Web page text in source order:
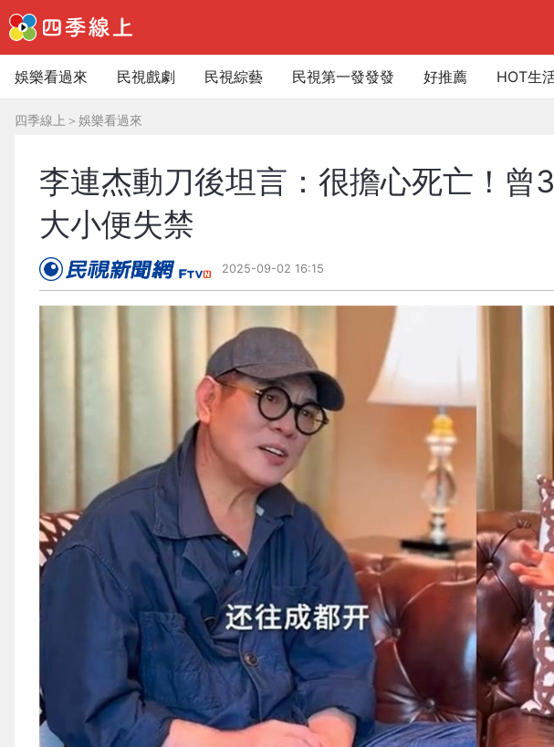
娛樂看過來 民視戲劇 民視綜藝 民視第一發發發 好推薦 HOT生
四季線上 ＞ 娛樂看過來
李連杰動刀後坦言：很擔心死亡！
大小便失禁
2025-09-02 16:15